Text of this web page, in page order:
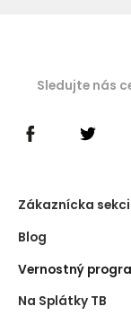
Sledujte nás
Zákaznícka
Blog
Vernostný
Na Splátky TB